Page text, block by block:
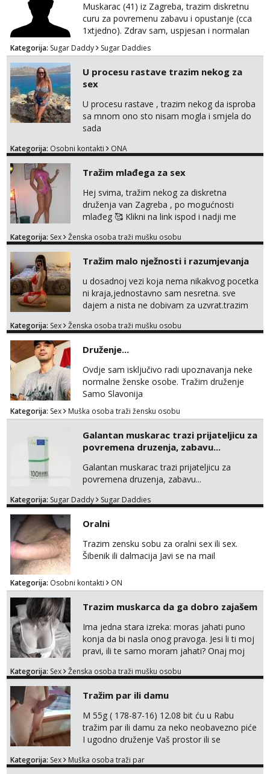
Muskarac (41) iz Zagreba, trazim diskretnu
curu za povremenu zabavu i opustanje (cca
1xtjedno). Zdrav sam, uspjesan i normalan
muskarca koji je spreman financijski cijeniti
tvoje vrijeme i trud. Ako smatras da imas sto
ponuditi, javi se s par rijeci o sebi, tome sto
trazis/ocekujes i fotkama na; Telegram
@GentAnte WA 0955812207
Kategorija: Sugar Daddy Sugar Daddies
U procesu rastave trazim nekog za
sex
U procesu rastave , trazim nekog da isproba
sa mnom ono sto nisam mogla i smjela do
sada
Kategorija: Osobni kontakti ONA
Tražim mlađega za sex
Hej svima, tražim nekog za diskretna
druženja van Zagreba , po mogućnosti
mlađeg 🥰 Klikni na link ispod i nadji me
Kategorija: Sex Ženska osoba traži mušku osobu
Tražim malo nježnosti i razumjevanja
u dosadnoj vezi koja nema nikakvog pocetka
ni kraja,jednostavno sam nesretna. sve
dajem a nista ne dobivam za uzvrat.trazim
trazim puno samo malo njeznosti i
poljupce po tijelu koji me jako
pale,obozavam kad muskarac preuzme
kontrolu . javi se :) Klikni na link ispod i nadji
me tamo, cekam te!
Kategorija: Sex Ženska osoba traži mušku osobu
Druženje...
Ovdje sam isključivo radi upoznavanja neke
normalne ženske osobe. Tražim druženje
Samo Slavonija
Kategorija: Sex Muška osoba traži žensku osobu
Galantan muskarac trazi prijateljicu za
povremena druzenja, zabavu...
Galantan muskarac trazi prijateljicu za
povremena druzenja, zabavu...
Kategorija: Sugar Daddy Sugar Daddies
Oralni
Trazim zensku sobu za oralni sex ili sex.
Šibenik ili dalmacija Javi se na mail
Kategorija: Osobni kontakti ON
Trazim muskarca da ga dobro zajašem
Ima jedna stara izreka: moras jahati puno
konja da bi nasla onog pravoga. Jesi li ti moj
pravi, ili te samo moram jahati? Onaj moj
na sexdater link i javi mi se tamo....
Kategorija: Sex Ženska osoba traži mušku osobu
Tražim par ili damu
M 55g ( 178-87-16) 12.08 bit ću u Rabu
tražim par ili damu za neko neobavezno piće
I ugodno druženje Vaš prostor ili se
plaži na noćno kupanje Kontakt
Kategorija: Sex Muška osoba traži par